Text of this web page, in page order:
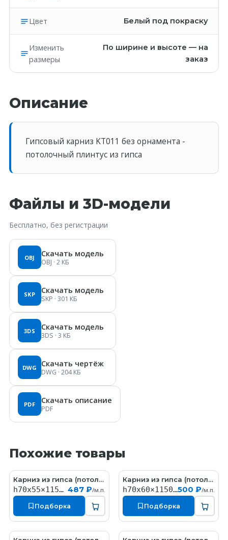
Цвет Белый под покраску
Изменить
размеры
По ширине и высоте — на
заказ
Описание
Гипсовый карниз KT011 без орнамента -
потолочный плинтус из гипса
Файлы и 3D-модели
Бесплатно, без регистрации
OBJ Скачать модель
OBJ · 2 КБ
SKP Скачать модель
SKP · 301 КБ
3DS Скачать модель
3DS · 3 КБ
DWG Скачать чертёж
DWG · 204 КБ
PDF Скачать описание
PDF
Похожие товары
KT058Карниз из гипса (потолочный плинтус) (h70x55мм)
h70x55×1150мм 487 ₽/м.п.
Подборка
КT323Карниз из гипса (потолочный плинтус) (h70x60мм)
h70x60×1150мм500 ₽/м.п.
Подборка